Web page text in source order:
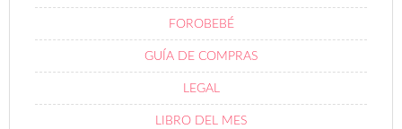
FOROBEBÉ
GUÍA DE COMPRAS
LEGAL
LIBRO DEL MES